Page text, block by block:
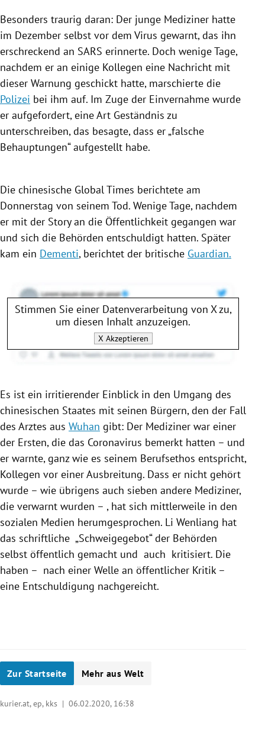
Besonders traurig daran: Der junge Mediziner hatte
im Dezember selbst vor dem Virus gewarnt, das ihn
erschreckend an SARS erinnerte. Doch wenige Tage,
nachdem er an einige Kollegen eine Nachricht mit
dieser Warnung geschickt hatte, marschierte die
Polizei bei ihm auf. Im Zuge der Einvernahme wurde
er aufgefordert, eine Art Geständnis zu
unterschreiben, das besagte, dass er „falsche
Behauptungen“ aufgestellt habe.
Die chinesische Global Times berichtete am
Donnerstag von seinem Tod. Wenige Tage, nachdem
er mit der Story an die Öffentlichkeit gegangen war
und sich die Behörden entschuldigt hatten. Später
kam ein Dementi, berichtet der britische Guardian.
Stimmen Sie einer Datenverarbeitung von Xzu,
um diesen Inhalt anzuzeigen.
X Akzeptieren
Es ist ein irritierender Einblick in den Umgang des
chinesischen Staates mit seinen Bürgern, den der Fall
des Arztes aus Wuhan gibt: Der Mediziner war einer
der Ersten, die das Coronavirus bemerkt hatten – und
er warnte, ganz wie es seinem Berufsethos entspricht,
Kollegen vor einer Ausbreitung. Dass er nicht gehört
wurde – wie übrigens auch sieben andere Mediziner,
die verwarnt wurden – , hat sich mittlerweile in den
sozialen Medien herumgesprochen. Li Wenliang hat
das schriftliche „Schweigegebot“ der Behörden
selbst öffentlich gemacht und auch kritisiert. Die
haben – nach einer Welle an öffentlicher Kritik –
eine Entschuldigung nachgereicht.
Zur Startseite Mehr aus Welt
kurier.at, ep, kks | 06.02.2020, 16:38